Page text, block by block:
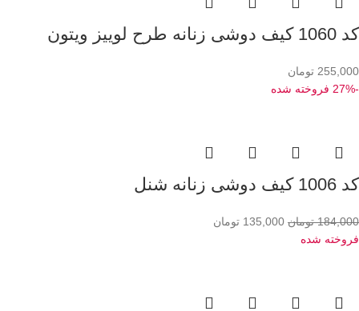
کد 1060 کیف دوشی زنانه طرح لوییز ویتون
255,000 تومان
-27%
فروخته شده
کد 1006 کیف دوشی زنانه شنل
184,000 تومان 135,000 تومان
فروخته شده